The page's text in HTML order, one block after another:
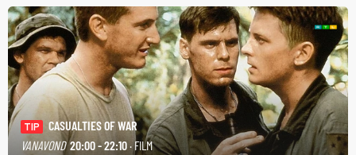
TIP
CASUALTIES OF WAR
VANAVOND 20:00 - 22:10· FILM